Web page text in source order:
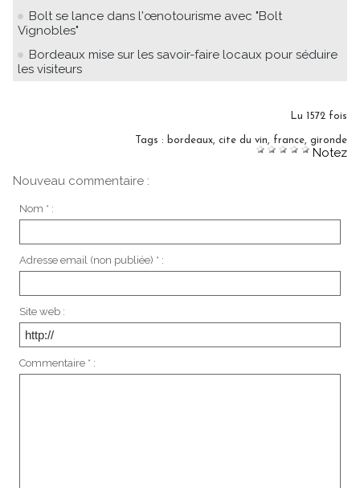
Bolt se lance dans l'œnotourisme avec "Bolt
Vignobles"
Bordeaux mise sur les savoir-faire locaux pour séduire
les visiteurs
Lu 1572 fois
Tags : bordeaux cite du vin france gironde
Notez
Nouveau commentaire :
Nom * :
Adresse email (non publiée) * :
Site web :
Commentaire * :